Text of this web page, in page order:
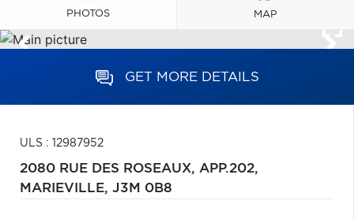
PHOTOS MAP
GET MORE DETAILS
ULS : 12987952
2080 RUE DES ROSEAUX, APP.202,
MARIEVILLE, J3M 0B8